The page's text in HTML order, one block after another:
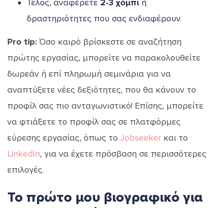
Τέλος, αναφέρετε 2-3 χόμπι ή
δραστηριότητες που σας ενδιαφέρουν.
Pro tip: Όσο καιρό βρίσκεστε σε αναζήτηση
πρώτης εργασίας, μπορείτε να παρακολουθείτε
δωρεάν ή επί πληρωμή σεμινάρια για να
αναπτύξετε νέες δεξιότητες, που θα κάνουν το
προφίλ σας πιο ανταγωνιστικό! Επίσης, μπορείτε
να φτιάξετε το προφίλ σας σε πλατφόρμες
εύρεσης εργασίας, όπως το Jobseeker και το
LinkedIn, για να έχετε πρόσβαση σε περισσότερες
επιλογές.
Το πρώτο μου βιογραφικό για